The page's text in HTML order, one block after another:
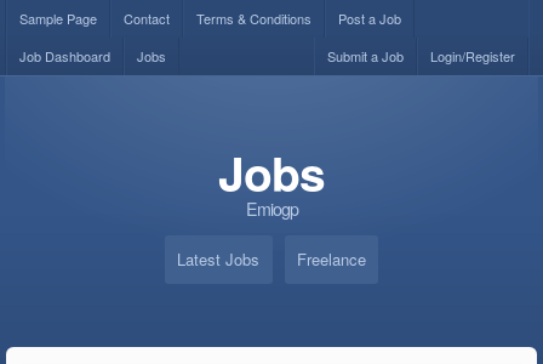
Sample Page Contact Terms & Conditions
Post a Job
Job Dashboard
Jobs Login/Register
Submit a Job
Jobs
Emiogp
Latest Jobs Freelance